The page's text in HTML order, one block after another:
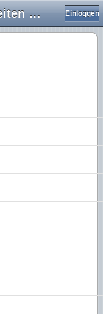
Mitfahrgelegenheiten und Camps Einloggen